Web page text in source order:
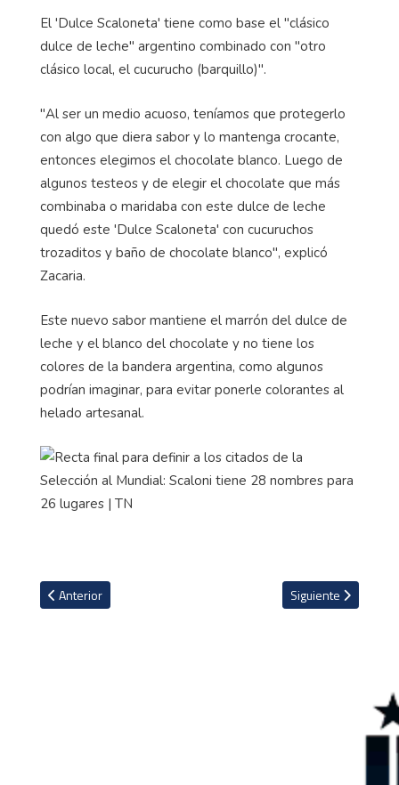
El 'Dulce Scaloneta' tiene como base el "clásico
dulce de leche" argentino combinado con "otro
clásico local, el cucurucho (barquillo)".
"Al ser un medio acuoso, teníamos que protegerlo
con algo que diera sabor y lo mantenga crocante,
entonces elegimos el chocolate blanco. Luego de
algunos testeos y de elegir el chocolate que más
combinaba o maridaba con este dulce de leche
quedó este 'Dulce Scaloneta' con cucuruchos
trozaditos y baño de chocolate blanco", explicó
Zacaria.
Este nuevo sabor mantiene el marrón del dulce de
leche y el blanco del chocolate y no tiene los
colores de la bandera argentina, como algunos
podrían imaginar, para evitar ponerle colorantes al
helado artesanal.
Artículo anterior: Futbolista inglés confirma que se pierde el
Anterior Artículo siguiente:
Siguiente